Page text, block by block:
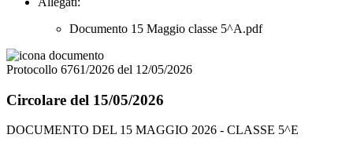
Documento 15 Maggio classe 5^A.pdf
Protocollo 6761/2026 del 12/05/2026
Circolare del 15/05/2026
DOCUMENTO DEL 15 MAGGIO 2026 - CLASSE 5^E